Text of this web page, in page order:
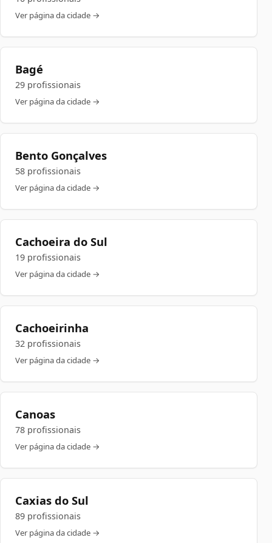
Ver página da cidade →
Bagé
29 profissionais
Ver página da cidade →
Bento Gonçalves
58 profissionais
Ver página da cidade →
Cachoeira do Sul
19 profissionais
Ver página da cidade →
Cachoeirinha
32 profissionais
Ver página da cidade →
Canoas
78 profissionais
Ver página da cidade →
Caxias do Sul
89 profissionais
Ver página da cidade →